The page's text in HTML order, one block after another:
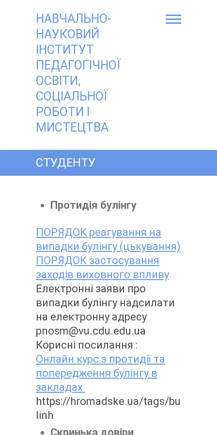
НАВЧАЛЬНО-
НАУКОВИЙ
ІНСТИТУТ
ПЕДАГОГІЧНОЇ
ОСВІТИ,
СОЦІАЛЬНОЇ
РОБОТИ І
МИСТЕЦТВА
СТУДЕНТУ
Протидія булінгу
ПОРЯДОК реагування на
випадки булінгу (цькування)
ПОРЯДОК застосування
заходів виховного впливу
Електронні заяви про
випадки булінгу надсилати
на електронну адресу
pnosm@vu.cdu.edu.ua
Корисні посилання :
Онлайн курс з протидії та
попередження булінгу в
закладах
https://hromadske.ua/tags/bu
linh
Скринька довіри